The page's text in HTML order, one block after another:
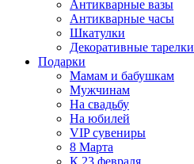
Антикварные вазы
Антикварные часы
Шкатулки
Декоративные тарелки
Подарки
Мамам и бабушкам
Мужчинам
На свадьбу
На юбилей
VIP сувениры
8 Марта
К 23 февраля